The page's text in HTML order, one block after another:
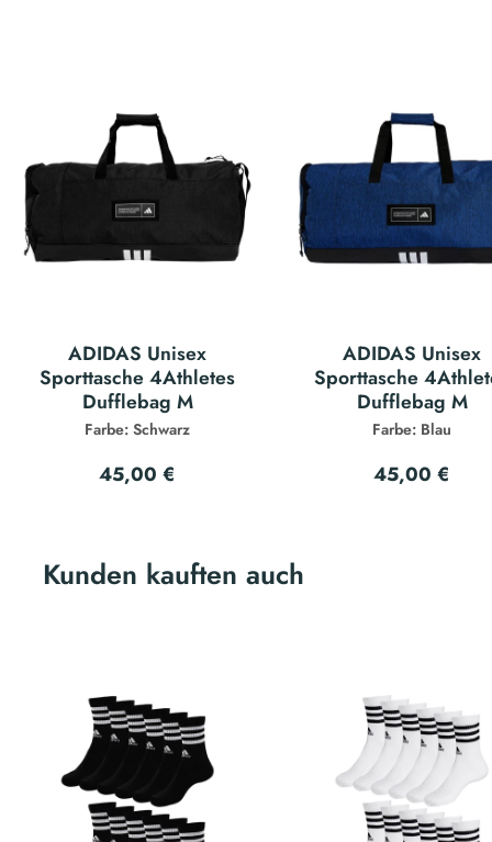
ADIDAS Unisex
Sporttasche 4Athletes
Dufflebag M
Farbe: Schwarz
45,00 €
ADIDAS Unisex
Sporttasche
Dufflebag M
Farbe: Blau
45,00 €
Kunden kauften auch